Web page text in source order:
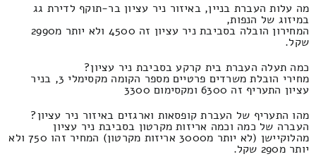
מה עלות העברת בניין, באיזור ניר עציון בר-תוקף לדירת גג
במיזוג של הנפות,
המחירון הובלה בסביבת ניר עציון זה 4500 ולא יותר מ2990
שקל.
כמה תעלה העברת בית קרקע בסביבת ניר עציון?
מחירי הובלת משרדים פרטיים מספר הקומה מקסימלי 3, בניר
עציון התעריף זה 6300 ומקסימום 3300
מהו התעריף של העברת קופסאות וארגזים באיזור ניר עציון?
העברה של כמה וכמה אריזות מקרטון בסביבת ניר עציון
מהלוקיישן (לא יותר מ3000 אריזות מקרטון) המחיר זהו 750 ולא
יותר מ290 שקל.